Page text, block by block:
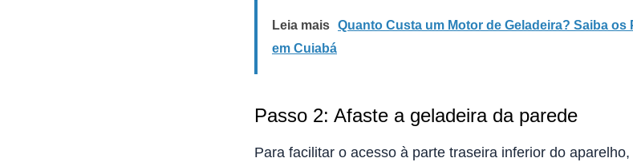
Leia mais Quanto Custa um Motor de Geladeira? Saiba
em Cuiabá
Passo 2: Afaste a geladeira da parede
Para facilitar o acesso à parte traseira inferior do